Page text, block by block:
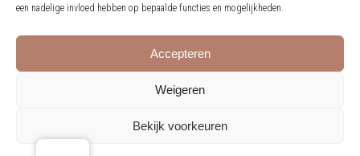
een nadelige invloed hebben op bepaalde functies en mogelijkheden.
Accepteren
Weigeren
Bekijk voorkeuren
Cookies
©2026 Richardvanklooster